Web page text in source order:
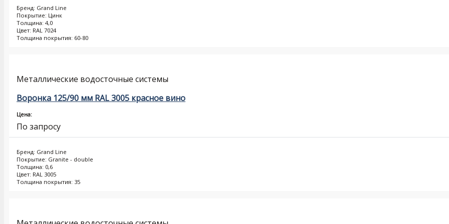
Бренд: Grand Line
Покрытие: Цинк
Толщина: 4,0
Цвет: RAL 7024
Толщина покрытия: 60-80
Металлические водосточные системы
Воронка 125/90 мм RAL 3005 красное вино
Цена:
По запросу
Бренд: Grand Line
Покрытие: Granite - double
Толщина: 0,6
Цвет: RAL 3005
Толщина покрытия: 35